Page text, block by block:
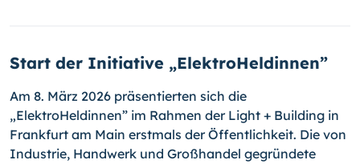
Start der Initiative „ElektroHeldinnen”
Am 8. März 2026 präsentierten sich die
„ElektroHeldinnen” im Rahmen der Light + Building in
Frankfurt am Main erstmals der Öffentlichkeit. Die von
Industrie, Handwerk und Großhandel gegründete